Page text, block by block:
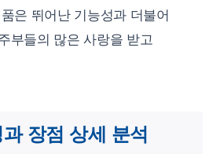
은 뛰어난 기능성과 더불어
부들의 많은 사랑을 받고
장점 상세 분석